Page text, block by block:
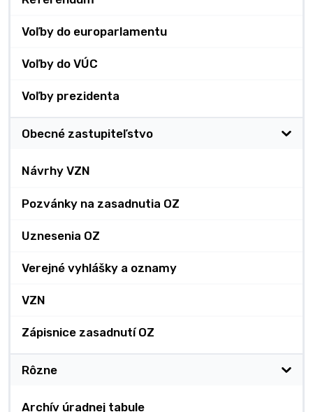
Voľby do europarlamentu
Voľby do VÚC
Voľby prezidenta
Obecné zastupiteľstvo
Návrhy VZN
Pozvánky na zasadnutia OZ
Uznesenia OZ
Verejné vyhlášky a oznamy
VZN
Zápisnice zasadnutí OZ
Rôzne
Archív úradnej tabule